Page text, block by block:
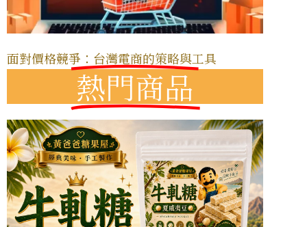
面對價格競爭：台灣電商的策略與工具
熱門商品